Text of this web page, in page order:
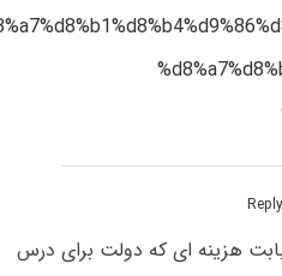
هزینه ای که دولت برای درس